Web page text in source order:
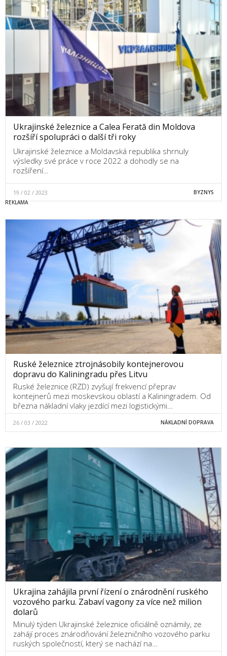
Ukrajinské železnice a Calea Ferată din Moldova
rozšíří spolupráci o další tři roky
Ukrajinské železnice a Moldavská republika shrnuly
výsledky své práce v roce 2022 a dohodly se na
rozšíření…
19 / 02 / 2023 BYZNYS
Ruské železnice ztrojnásobily kontejnerovou
dopravu do Kaliningradu přes Litvu
Ruské železnice (RZD) zvyšují frekvencí přeprav
kontejnerů mezi moskevskou oblastí a Kaliningradem. Od
března nákladní vlaky jezdící mezi logistickými…
26 / 03 / 2022 NÁKLADNÍ DOPRAVA
Ukrajina zahájila první řízení o znárodnění ruského
vozového parku. Zabaví vagony za více než milion
dolarů
Minulý týden Ukrajinské železnice oficiálně oznámily, ze
zahájí proces znárodňování železničního vozového parku
ruských společností, který se nachází na…